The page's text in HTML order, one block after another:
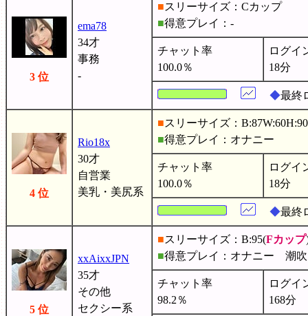
3 位
ema78
34才
事務
-
■スリーサイズ：Cカップ
■得意プレイ：-
チャット率
100.0％
ログイ
18分
◆最終
4 位
Rio18x
30才
自営業
美乳・美尻系
■スリーサイズ：B:87W:60H:90
■得意プレイ：オナニー
チャット率
100.0％
ログイ
18分
◆最終
5 位
xxAixxJPN
35才
その他
セクシー系
■スリーサイズ：B:95(Fカップ
■得意プレイ：オナニー
チャット率
98.2％
ログイ
168分